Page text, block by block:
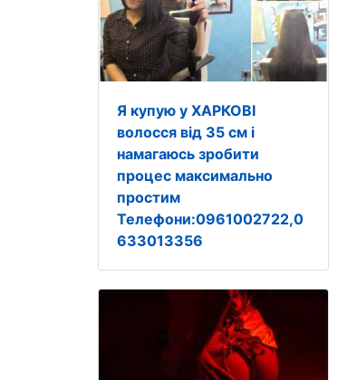
Я купую у ХАРКОВІ
волосся від 35 см і
намагаюсь зробити
процес максимально
простим
Телефони:0961002722,0
633013356